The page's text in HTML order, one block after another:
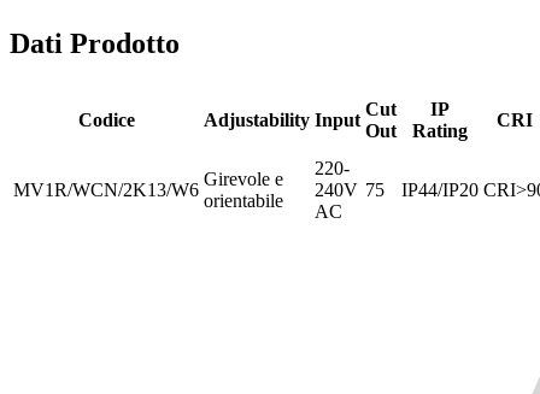
Dati Prodotto
Codice Adjustability Input
Cut
Out
IP
Rating
CRI
MV1R/WCN/2K13/W6
Girevole e
orientabile
220-
240V
AC
75 IP44/IP20